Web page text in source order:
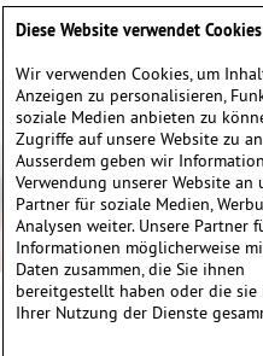
Diese Website verwendet Cookies
Wir verwenden Cookies, um
Anzeigen zu personalisieren,
soziale Medien anbieten zu
Zugriffe auf unsere Website zu
Ausserdem geben wir
Verwendung unserer Website an
Partner für soziale Medien,
Analysen weiter. Unsere Partner
Informationen möglicherweise
Daten zusammen, die Sie ihnen
bereitgestellt haben oder die sie
Ihrer Nutzung der Dienste